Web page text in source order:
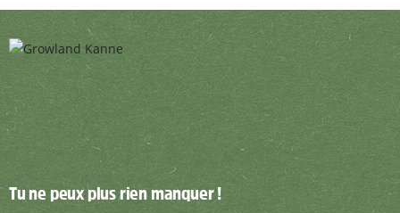
Tu ne peux plus rien manquer !
Tu ne peux plus rien manquer !